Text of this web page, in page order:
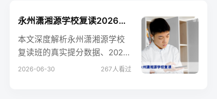
永州潇湘源学校复读2026：真实提分效果与复读政策全解析
本文深度解析永州潇湘源学校
复读班的真实提分数据、2026
年复读政策、学籍处理及对比
2026-06-30 267 人看过